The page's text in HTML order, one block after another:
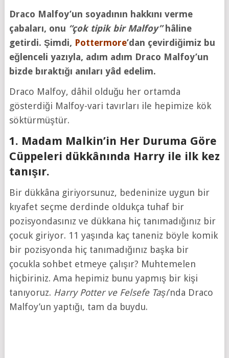
Draco Malfoy’un soyadının hakkını verme
çabaları, onu “çok tipik bir Malfoy”hâline
getirdi. Şimdi, Pottermore’dan çevirdiğimiz bu
eğlenceli yazıyla, adım adım Draco Malfoy’un
bizde bıraktığı anıları yâd edelim.
Draco Malfoy, dâhil olduğu her ortamda
gösterdiği Malfoy-vari tavırları ile hepimize kök
söktürmüştür.
1. Madam Malkin’in Her Duruma Göre
Cüppeleri dükkânında Harry ile ilk kez
tanışır.
Bir dükkâna giriyorsunuz, bedeninize uygun bir
kıyafet seçme derdinde oldukça tuhaf bir
pozisyondasınız ve dükkana hiç tanımadığınız bir
çocuk giriyor. 11 yaşında kaç taneniz böyle komik
bir pozisyonda hiç tanımadığınız başka bir
çocukla sohbet etmeye çalışır? Muhtemelen
hiçbiriniz. Ama hepimiz bunu yapmış bir kişi
tanıyoruz. Harry Potter ve Felsefe Taşı’nda Draco
Malfoy’un yaptığı, tam da buydu.